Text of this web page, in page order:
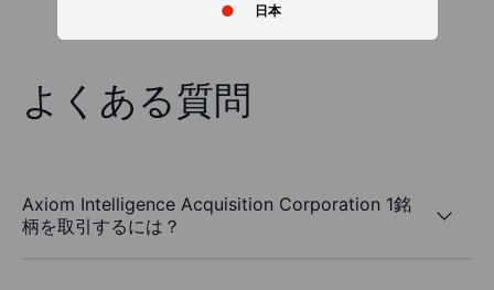
日本
よくある質問
Axiom Intelligence Acquisition Corporation 1銘
柄を取引するには？